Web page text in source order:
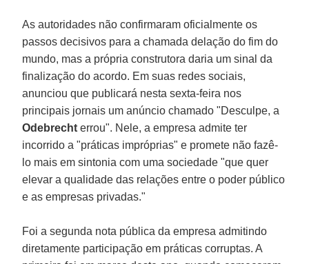
As autoridades não confirmaram oficialmente os
passos decisivos para a chamada delação do fim do
mundo, mas a própria construtora daria um sinal da
finalização do acordo. Em suas redes sociais,
anunciou que publicará nesta sexta-feira nos
principais jornais um anúncio chamado "Desculpe, a
Odebrecht errou". Nele, a empresa admite ter
incorrido a "práticas impróprias" e promete não fazê-
lo mais em sintonia com uma sociedade "que quer
elevar a qualidade das relações entre o poder público
e as empresas privadas."
Foi a segunda nota pública da empresa admitindo
diretamente participação em práticas corruptas. A